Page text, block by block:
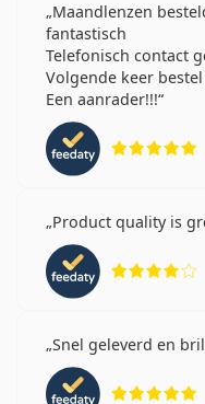
Maandlenzen
fantastisch
Telefonisch contact
Volgende keer
Een aanrader!!!
Product quality is
Snel geleverd en